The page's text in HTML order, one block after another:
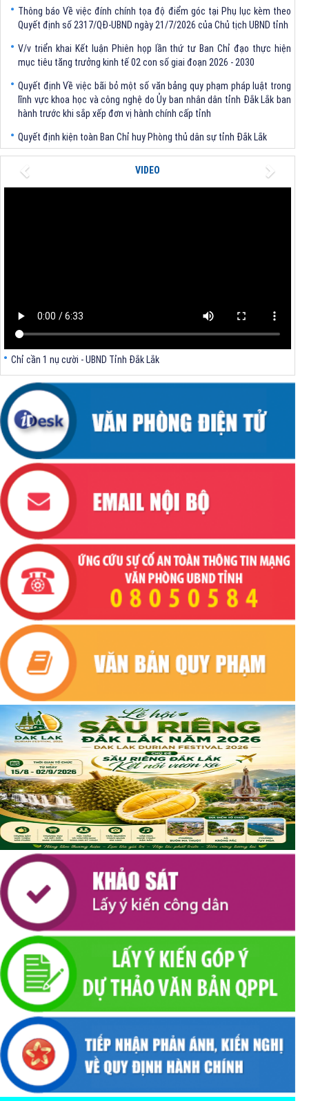
Quyết định số 2317/QĐ-UBND ngày 21/7/2026 của Chủ tịch UBND tỉnh
mục tiêu tăng trưởng kinh tế 02 con số giai đoạn 2026 - 2030
lĩnh vực khoa học và công nghệ do Ủy ban nhân dân tỉnh Đắk Lắk ban
hành trước khi sắp xếp đơn vị hành chính cấp tỉnh
Quyết định chấp thuận điều chỉnh chủ trương đầu tư dự án Xây dựng
nhà máy xử lý rác thải tại thành phố Tuy Hòa, tỉnh Phú Yên (nay là
phường Bình Kiến, tỉnh Đắk Lắk) của Công ty Cổ phần Tập đoàn công
VIDEO
Previous Next
Chỉ cần 1 nụ cười - UBND Tỉnh Đắk Lắk